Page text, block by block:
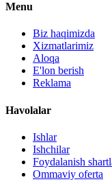
Menu
Biz haqimizda
Xizmatlarimiz
Aloqa
E'lon berish
Reklama
Havolalar
Ishlar
Ishchilar
Foydalanish
Ommaviy oferta